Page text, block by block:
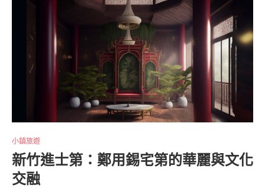
小鎮旅遊
新竹進士第：鄭用錫宅第的華麗與文化
交融